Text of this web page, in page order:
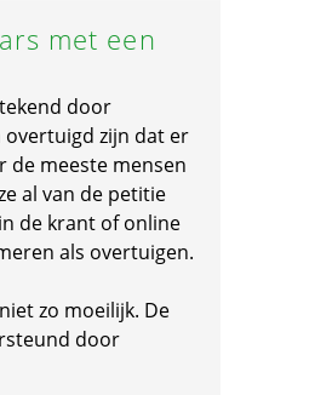
met een
door
overtuigd zijn dat er
de meeste mensen
al van de petitie
de krant of online
als overtuigen.
zo moeilijk. De
door